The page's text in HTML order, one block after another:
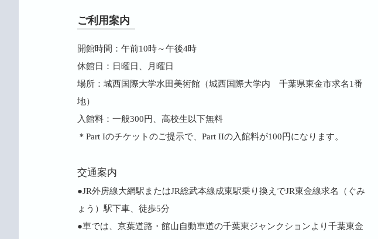
ご利用案内
開館時間：午前10時～午後4時
休館日：日曜日、月曜日
場所：城西国際大学水田美術館（城西国際大学内 千葉県東金市求名1番
地）
入館料：一般300円、高校生以下無料
＊Part Iのチケットのご提示で、Part IIの入館料が100円になります。
交通案内
●JR外房線大網駅またはJR総武本線成東駅乗り換えでJR東金線求名（ぐみ
ょう）駅下車、徒歩5分
●車では、京葉道路・館山自動車道の千葉東ジャンクションより千葉東金